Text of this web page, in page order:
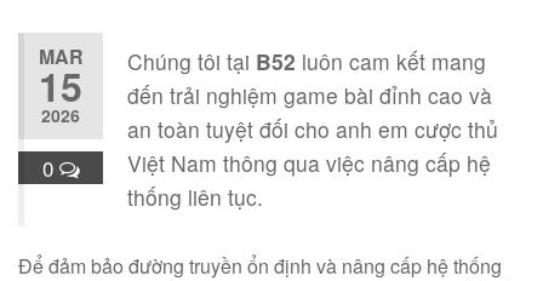
MAR
15
2026
0
Chúng tôi tại B52 luôn cam kết mang
đến trải nghiệm game bài đỉnh cao và
an toàn tuyệt đối cho anh em cược thủ
Việt Nam thông qua việc nâng cấp hệ
thống liên tục.
Để đảm bảo đường truyền ổn định và nâng cấp hệ thống